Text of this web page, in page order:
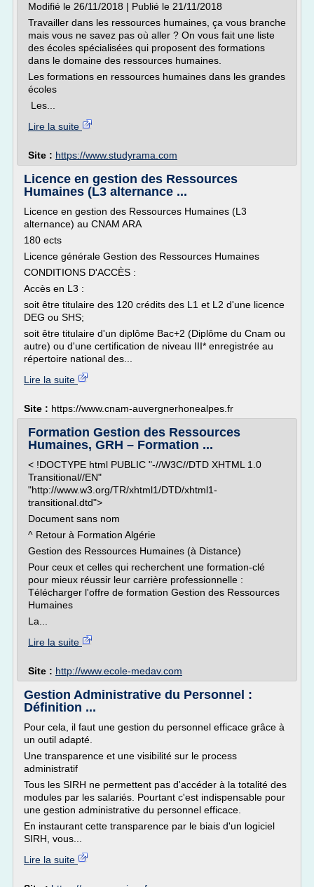
Modifié le 26/11/2018 | Publié le 21/11/2018
Travailler dans les ressources humaines, ça vous branche
mais vous ne savez pas où aller ? On vous fait une liste
des écoles spécialisées qui proposent des formations
dans le domaine des ressources humaines.
Les formations en ressources humaines dans les grandes
écoles
Les...
Lire la suite
Site : https://www.studyrama.com
Licence en gestion des Ressources
Humaines (L3 alternance ...
Licence en gestion des Ressources Humaines (L3
alternance) au CNAM ARA
180 ects
Licence générale Gestion des Ressources Humaines
CONDITIONS D'ACCÈS :
Accès en L3 :
soit être titulaire des 120 crédits des L1 et L2 d'une licence
DEG ou SHS;
soit être titulaire d'un diplôme Bac+2 (Diplôme du Cnam ou
autre) ou d'une certification de niveau III* enregistrée au
répertoire national des...
Lire la suite
Site : https://www.cnam-auvergnerhonealpes.fr
Formation Gestion des Ressources
Humaines, GRH – Formation ...
< !DOCTYPE html PUBLIC "-//W3C//DTD XHTML 1.0
Transitional//EN"
"http://www.w3.org/TR/xhtml1/DTD/xhtml1-
transitional.dtd">
Document sans nom
^ Retour à Formation Algérie
Gestion des Ressources Humaines (à Distance)
Pour ceux et celles qui recherchent une formation-clé
pour mieux réussir leur carrière professionnelle :
Télécharger l'offre de formation Gestion des Ressources
Humaines
La...
Lire la suite
Site : http://www.ecole-medav.com
Gestion Administrative du Personnel :
Définition ...
Pour cela, il faut une gestion du personnel efficace grâce à
un outil adapté.
Une transparence et une visibilité sur le process
administratif
Tous les SIRH ne permettent pas d'accéder à la totalité des
modules par les salariés. Pourtant c'est indispensable pour
une gestion administrative du personnel efficace.
En instaurant cette transparence par le biais d'un logiciel
SIRH, vous...
Lire la suite